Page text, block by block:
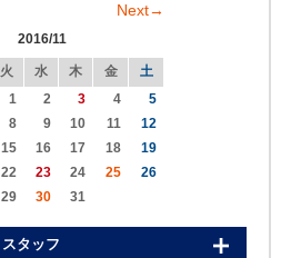
Next→
2016/11
火 水 木 金
土
1
2 3 4
5
8 9 10 11
12
15 16 17 18
19
22 23 24 25
26
29 30 31
スタッフ